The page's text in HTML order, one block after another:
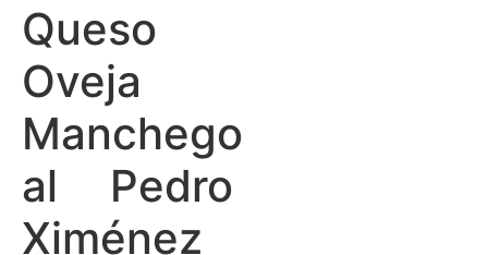
Queso
Oveja
Manchego
al Pedro
Ximénez